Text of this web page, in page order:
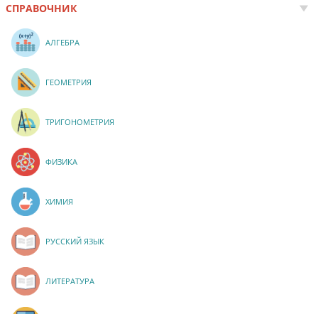
СПРАВОЧНИК
АЛГЕБРА
ГЕОМЕТРИЯ
ТРИГОНОМЕТРИЯ
ФИЗИКА
ХИМИЯ
РУССКИЙ ЯЗЫК
ЛИТЕРАТУРА